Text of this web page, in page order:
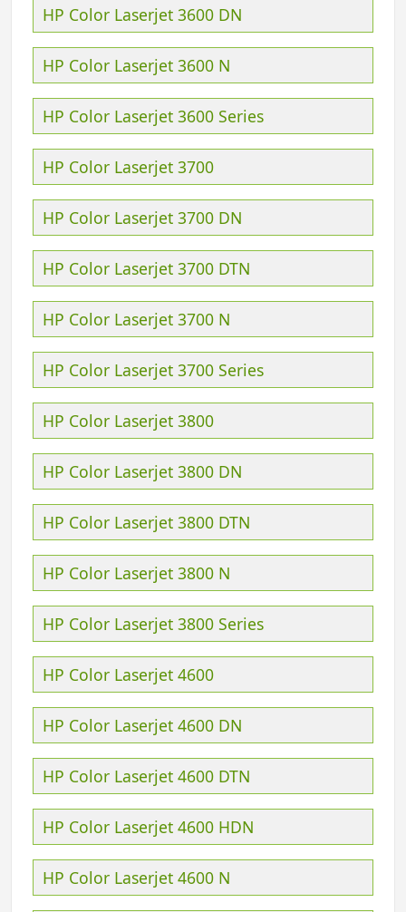
HP Color Laserjet 3600 DN
HP Color Laserjet 3600 N
HP Color Laserjet 3600 Series
HP Color Laserjet 3700
HP Color Laserjet 3700 DN
HP Color Laserjet 3700 DTN
HP Color Laserjet 3700 N
HP Color Laserjet 3700 Series
HP Color Laserjet 3800
HP Color Laserjet 3800 DN
HP Color Laserjet 3800 DTN
HP Color Laserjet 3800 N
HP Color Laserjet 3800 Series
HP Color Laserjet 4600
HP Color Laserjet 4600 DN
HP Color Laserjet 4600 DTN
HP Color Laserjet 4600 HDN
HP Color Laserjet 4600 N